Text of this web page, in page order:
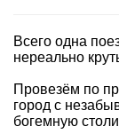
Всего одна
нереально
Провезём по
город с
богемную